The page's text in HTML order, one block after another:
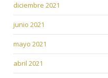
diciembre 2021
junio 2021
mayo 2021
abril 2021